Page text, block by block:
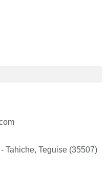
Tahiche, Teguise (35507)